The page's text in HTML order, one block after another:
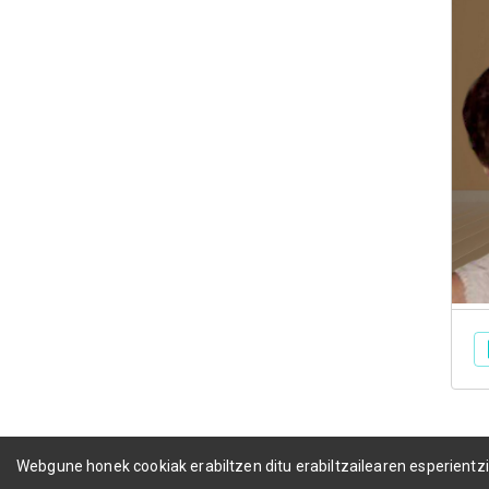
Webgune honek cookiak erabiltzen ditu erabiltzailearen